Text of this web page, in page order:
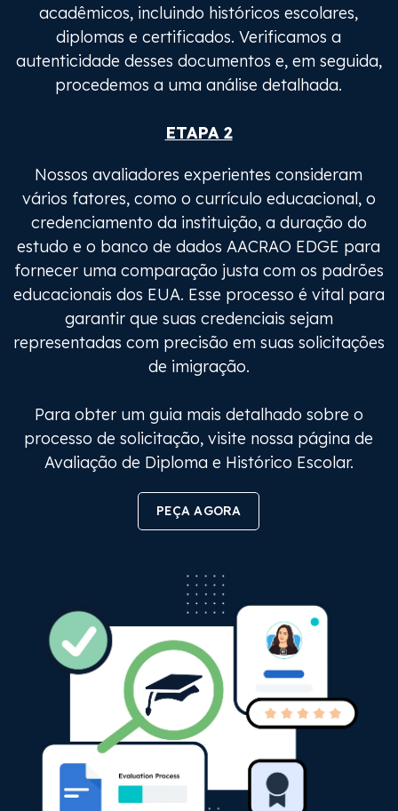
acadêmicos, incluindo históricos escolares,
diplomas e certificados. Verificamos a
autenticidade desses documentos e, em seguida,
procedemos a uma análise detalhada.
ETAPA 2
Nossos avaliadores experientes consideram
vários fatores, como o currículo educacional, o
credenciamento da instituição, a duração do
estudo e o banco de dados AACRAO EDGE para
fornecer uma comparação justa com os padrões
educacionais dos EUA. Esse processo é vital para
garantir que suas credenciais sejam
representadas com precisão em suas solicitações
de imigração.
Para obter um guia mais detalhado sobre o
processo de solicitação, visite nossa página de
Avaliação de Diploma e Histórico Escolar.
PEÇA AGORA